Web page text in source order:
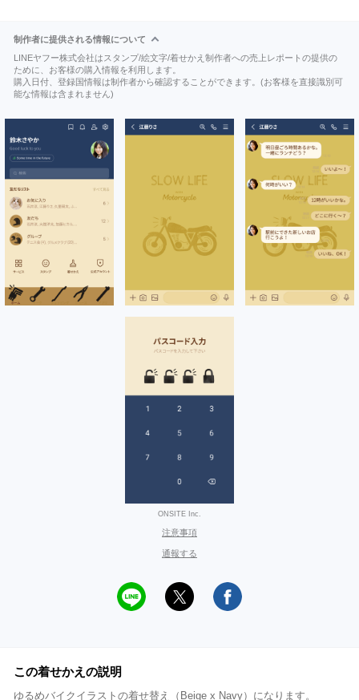
制作者に提供される情報について
LINEヤフー株式会社はスタンプ/絵文字/着せかえ制作者への売上レポートの提供の
ために、お客様の購入情報を利用します。
購入日付、登録国情報は制作者から確認することができます。(お客様を直接識別可
能な情報は含まれません)
ONSITE Inc.
注意事項
通報する
この着せかえの説明
ゆるめバイクイラストの着せ替え（Beige x Navy）になります。